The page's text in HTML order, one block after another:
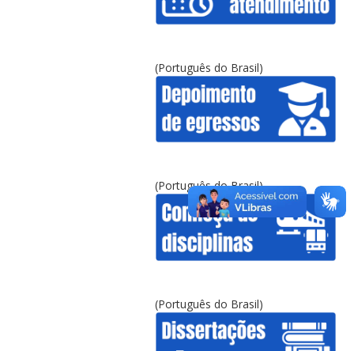
(Português do Brasil)
(Português do Brasil)
(Português do Brasil)